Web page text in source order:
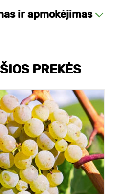
ir apmokėjimas
PREKĖS